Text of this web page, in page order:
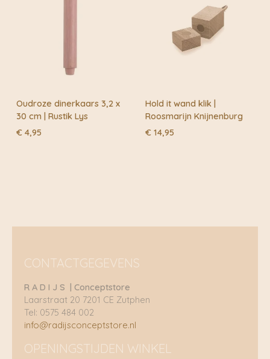
hout. Nordal helpt om voor jou het juiste thuisgevoel te
Oudroze dinerkaars 3,2 x
30 cm | Rustik Lys
€ 4,95
Hold it wand klik |
Roosmarijn Knijnenburg
€ 14,95
CONTACTGEGEVENS
R A D I J S | Conceptstore
Laarstraat 20 7201 CE Zutphen
Tel: 0575 484 002
info@radijsconceptstore.nl
OPENINGSTIJDEN WINKEL